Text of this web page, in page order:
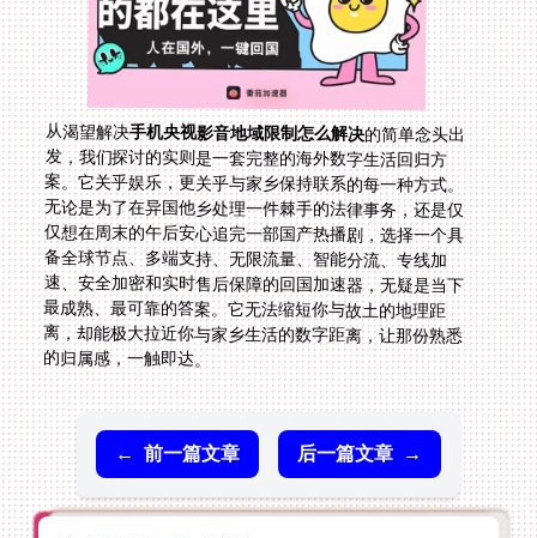
从渴望解决手机央视影音地域限制怎么解决的简单念头出
发，我们探讨的实则是一套完整的海外数字生活回归方
案。它关乎娱乐，更关乎与家乡保持联系的每一种方式。
无论是为了在异国他乡处理一件棘手的法律事务，还是仅
仅想在周末的午后安心追完一部国产热播剧，选择一个具
备全球节点、多端支持、无限流量、智能分流、专线加
速、安全加密和实时售后保障的回国加速器，无疑是当下
最成熟、最可靠的答案。它无法缩短你与故土的地理距
离，却能极大拉近你与家乡生活的数字距离，让那份熟悉
的归属感，一触即达。
← 前一篇文章 后一篇文章 →